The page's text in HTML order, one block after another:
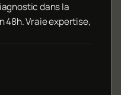
dans la
48h. Vraie expertise,